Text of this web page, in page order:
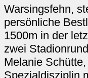
Warsingsfehn,
persönliche
1500m in der
zwei
Melanie
Spezialdisziplin